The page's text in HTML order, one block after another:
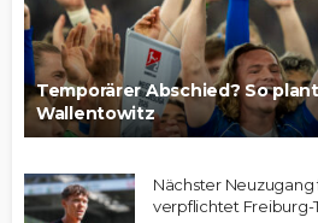
Temporärer Abschied? So
Wallentowitz
Nächster Neuzugang
verpflichtet Freiburg-